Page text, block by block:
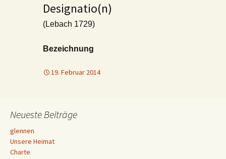
Designatio(n)
(Lebach 1729)
Bezeichnung
19. Februar 2014
Neueste Beiträge
glennen
Unsere Heimat
Charte